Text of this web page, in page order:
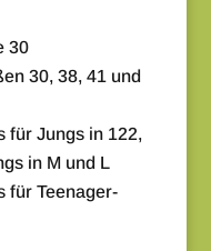
30
30, 38, 41 und
für Jungs in 122,
in M und L
für Teenager-